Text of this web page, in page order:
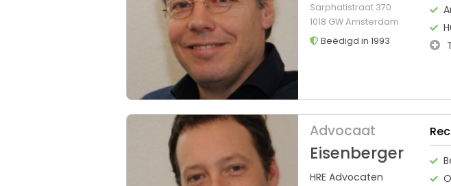
Sarphatistraat 370
1018 GW Amsterdam
Beëdigd in 1993
Advocaat
Eisenberger
HRE Advocaten